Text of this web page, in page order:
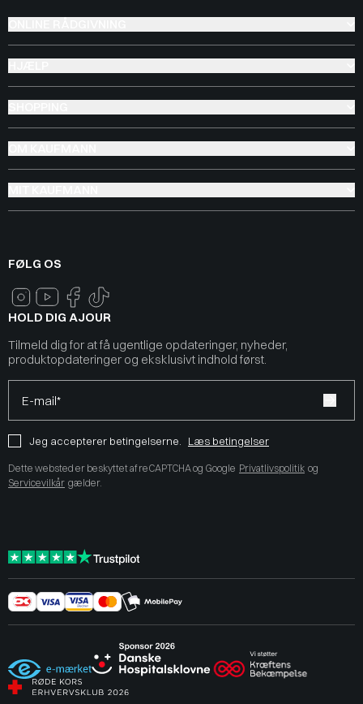
FØLG OS
HOLD DIG AJOUR
Tilmeld dig for at få ugentlige opdateringer, nyheder,
produktopdateringer og eksklusivt indhold først.
E-mail*
Jeg accepterer betingelserne. Læs betingelser
Dette websted er beskyttet af reCAPTCHA og Google Privatlivspolitik og
Servicevilkår gælder.